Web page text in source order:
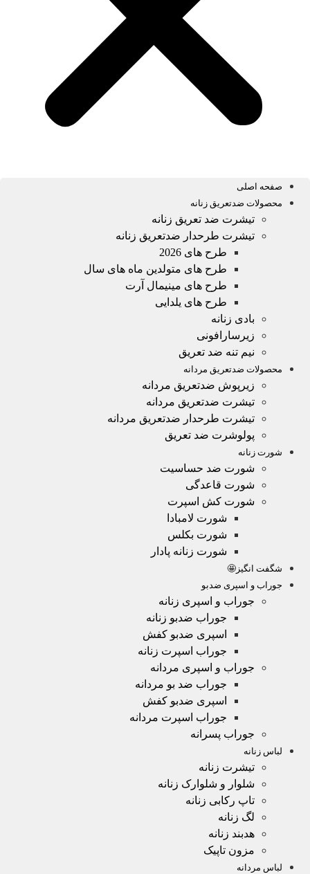
صفحه اصلی
محصولات ضدتعریق زنانه
تیشرت ضد تعریق زنانه
تیشرت طرحدار ضدتعریق زنانه
طرح های 2026
طرح های متولدین ماه های سال
طرح های مینیمال آرت
طرح های یلدایی
بادی زنانه
زیرسارافونی
نیم تنه ضد تعریق
محصولات ضدتعریق مردانه
زیرپوش ضدتعریق مردانه
تیشرت ضدتعریق مردانه
تیشرت طرحدار ضدتعریق مردانه
پولوشرت ضد تعریق
شورت زنانه
شورت ضد حساسیت
شورت قاعدگی
شورت کش اسپرت
شورت لامبادا
شورت بکلس
شورت زنانه پادار
شگفت انگیز🤩
جوراب و اسپری ضدبو
جوراب و اسپری زنانه
جوراب ضدبو زنانه
اسپری ضدبو کفش
جوراب اسپرت زنانه
جوراب و اسپری مردانه
جوراب ضد بو مردانه
اسپری ضدبو کفش
جوراب اسپرت مردانه
جوراب پسرانه
لباس زنانه
تیشرت زنانه
شلوار و شلوارک زنانه
تاپ رکابی زنانه
لگ زنانه
هدبند زنانه
مزون تاپیک
لباس مردانه